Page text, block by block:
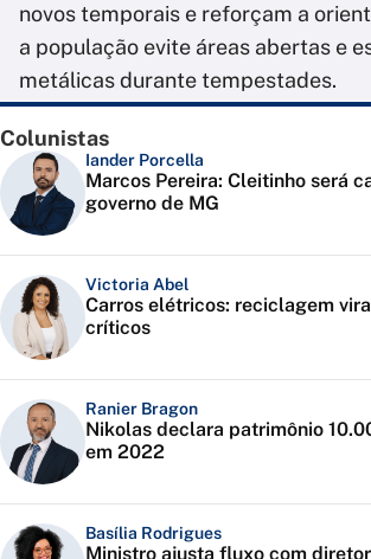
novos temporais e reforçam a
a população evite áreas abertas e
metálicas durante tempestades.
Colunistas
Iander Porcella
Marcos Pereira: Cleitinho será
governo de MG
Victoria Abel
Carros elétricos: reciclagem
críticos
Ranier Bragon
Nikolas declara patrimônio
em 2022
Basília Rodrigues
Ministro ajusta fluxo com